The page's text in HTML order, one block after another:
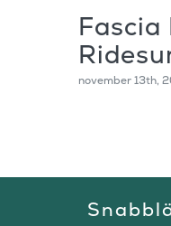
Fascia
november 13th,